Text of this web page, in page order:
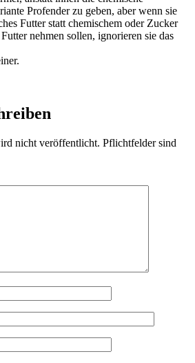
Profender zu geben, aber wenn sie
Futter statt chemischem oder Zucker
nehmen sollen, ignorieren sie das
nicht veröffentlicht. Pflichtfelder sind